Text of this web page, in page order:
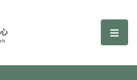
應用期刊 選